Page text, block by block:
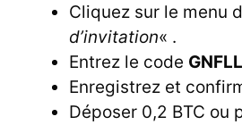
Cliquez sur le menu
d’invitation« .
Entrez le code GNFLL
Enregistrez et
Déposer 0,2 BTC ou